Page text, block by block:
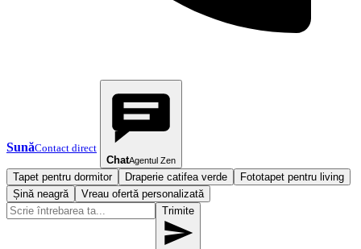
SunăContact direct
ChatAgentul Zen
Tapet pentru dormitor Draperie catifea verde
Fototapet pentru living
Șină neagră
Vreau ofertă personalizată
Trimite